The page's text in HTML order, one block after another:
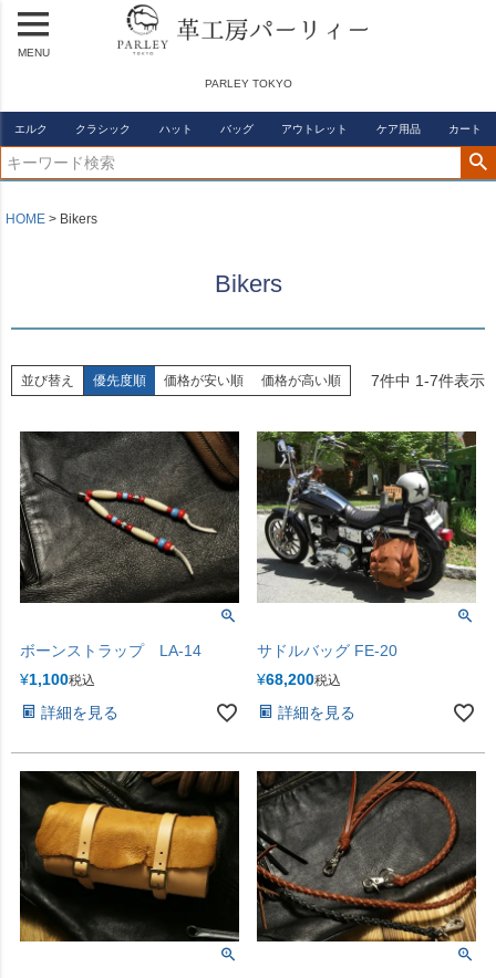
PARLEY TOKYO
MENU
エルク クラシック ハット バッグ アウトレット ケア用品 カート
HOME Bikers
Bikers
並び替え 優先度順 価格が安い順 価格が高い順 7件中 1-7件表示
ボーンストラップ LA-14
¥1,100税込
詳細を見る
サドルバッグ FE-20
¥68,200税込
詳細を見る